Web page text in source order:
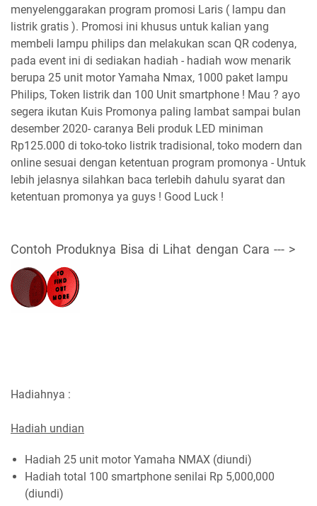
menyelenggarakan program promosi Laris ( lampu dan
listrik gratis ). Promosi ini khusus untuk kalian yang
membeli lampu philips dan melakukan scan QR codenya,
pada event ini di sediakan hadiah - hadiah wow menarik
berupa 25 unit motor Yamaha Nmax, 1000 paket lampu
Philips, Token listrik dan 100 Unit smartphone ! Mau ? ayo
segera ikutan Kuis Promonya paling lambat sampai bulan
desember 2020- caranya Beli produk LED miniman
Rp125.000 di toko-toko listrik tradisional, toko modern dan
online sesuai dengan ketentuan program promonya - Untuk
lebih jelasnya silahkan baca terlebih dahulu syarat dan
ketentuan promonya ya guys ! Good Luck !
Contoh Produknya Bisa di Lihat dengan Cara --- >
Hadiahnya :
Hadiah undian
Hadiah 25 unit motor Yamaha NMAX (diundi)
Hadiah total 100 smartphone senilai Rp 5,000,000
(diundi)